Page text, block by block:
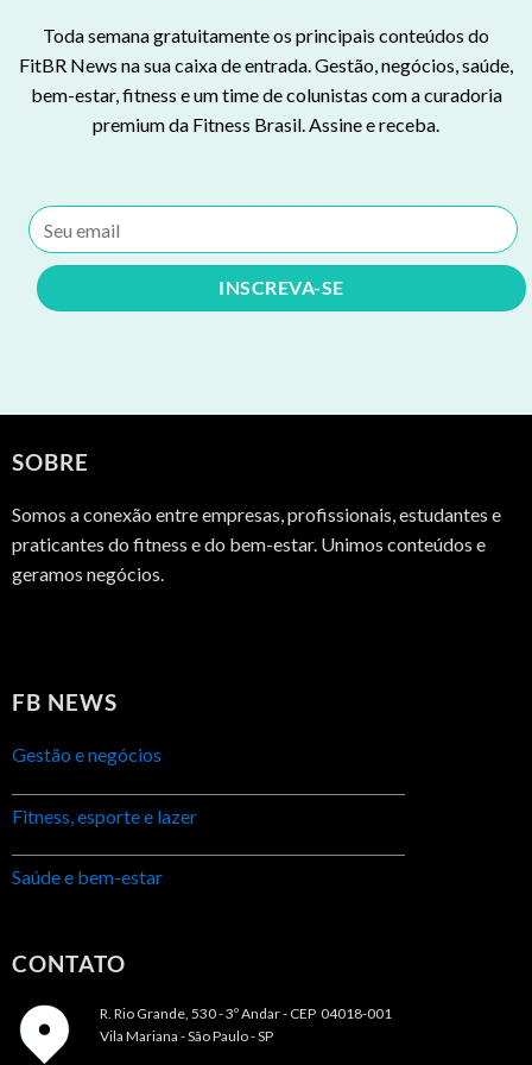
Toda semana gratuitamente os principais conteúdos do
FitBR News na sua caixa de entrada. Gestão, negócios, saúde,
bem-estar, fitness e um time de colunistas com a curadoria
premium da Fitness Brasil. Assine e receba.
SOBRE
Somos a conexão entre empresas, profissionais, estudantes e
praticantes do fitness e do bem-estar. Unimos conteúdos e
geramos negócios.
FB NEWS
Gestão e negócios
Fitness, esporte e lazer
Saúde e bem-estar
CONTATO
R. Rio Grande, 530 - 3º Andar - CEP 04018-001
Vila Mariana - São Paulo - SP